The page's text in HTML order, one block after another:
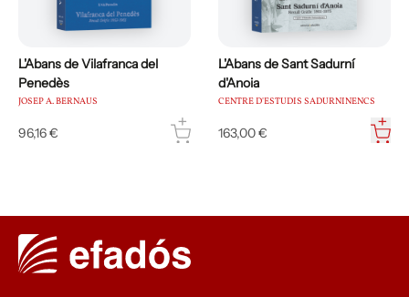
L'Abans de Vilafranca del
Penedès
JOSEP A. BERNAUS
96,16 €
L'Abans de Sant Sadurní
d'Anoia
CENTRE D'ESTUDIS SADURNINENCS
163,00 €